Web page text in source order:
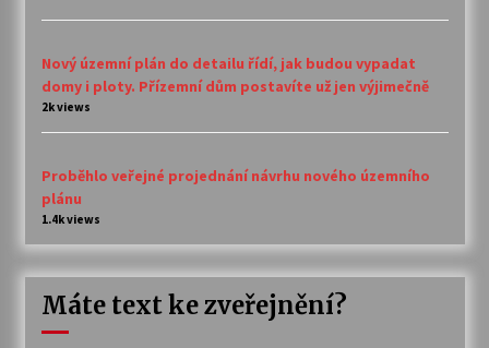
Nový územní plán do detailu řídí, jak budou vypadat
domy i ploty. Přízemní dům postavíte už jen výjimečně
2k views
Proběhlo veřejné projednání návrhu nového územního
plánu
1.4k views
Máte text ke zveřejnění?